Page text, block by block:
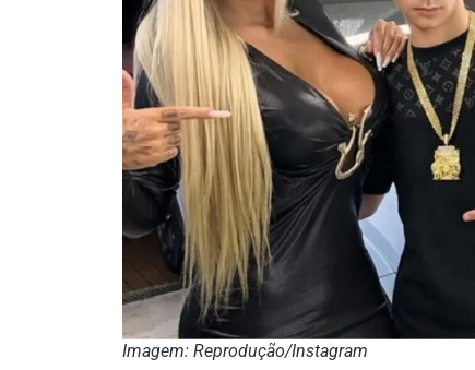
Imagem: Reprodução/Instagram